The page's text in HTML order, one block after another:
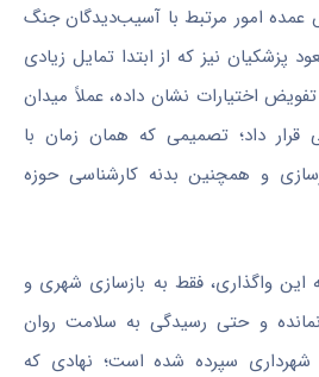
امور مرتبط با آسیب‌دیدگان جنگ
پزشکیان نیز که از ابتدا تمایل زیادی
اختیارات نشان داده، عملاً میدان
قرار داد؛ تصمیمی که همان زمان با
و همچنین بدنه کارشناسی حوزه
واگذاری، فقط به بازسازی شهری و
و حتی رسیدگی به سلامت روان
شهرداری سپرده شده است؛ نهادی که